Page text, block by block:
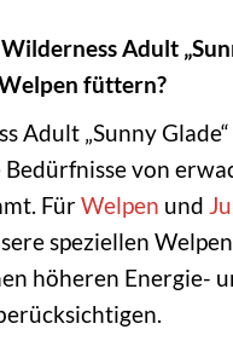
Adult
füttern?
Adult „Sunny
von
FürWelpen und
speziellen
höheren Energie-